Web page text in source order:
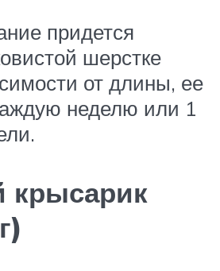
придется
шерстке
от длины, ее
неделю или 1
крысарик